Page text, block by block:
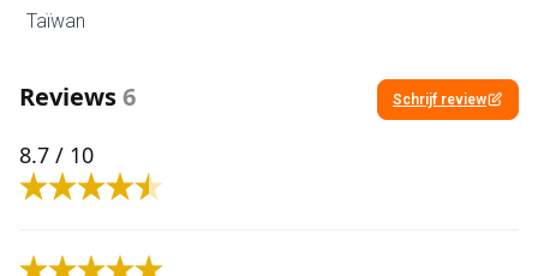
Taïwan
Reviews6 Schrijf review
8.7 / 10